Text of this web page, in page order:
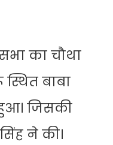
का चौथा
बाबा
जिसकी
ने की।